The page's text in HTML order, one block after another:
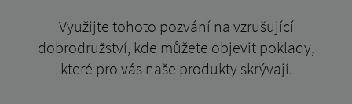
Využijte tohoto pozvání na vzrušující
dobrodružství, kde můžete objevit poklady,
které pro vás naše produkty skrývají.